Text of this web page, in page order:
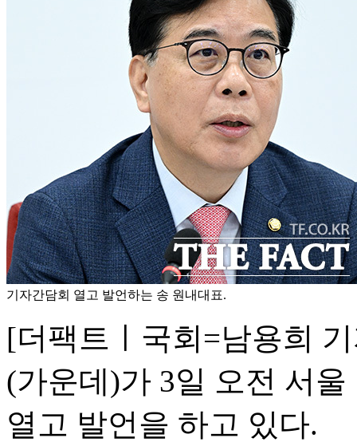
기자간담회 열고 발언하는 송 원내대표.
[더팩트ㅣ국회=남용희
(가운데)가 3일 오전 서
열고 발언을 하고 있다.